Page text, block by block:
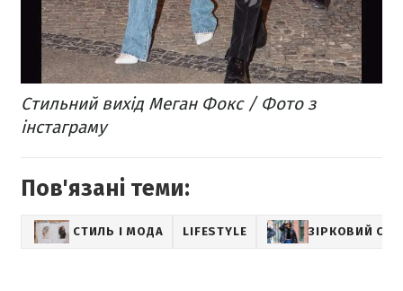
Стильний вихід Меган Фокс / Фото з
інстаграму
Пов'язані теми:
СТИЛЬ І МОДА LIFESTYLE ЗІРКОВИЙ